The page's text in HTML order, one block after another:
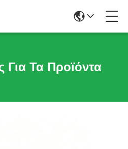
Για Τα Προϊόντα